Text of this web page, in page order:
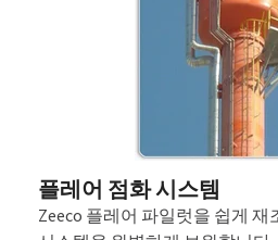
플레어 점화 시스템
Zeeco 플레어 파일럿을 쉽게